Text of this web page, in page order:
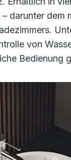
darunter dem
von
Bedienung